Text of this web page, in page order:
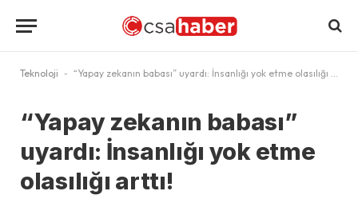
Teknoloji - “Yapay zekanın babası” uyardı: İnsanlığı yok etme olasılığı arttı!
“Yapay zekanın babası”
uyardı: İnsanlığı yok etme
olasılığı arttı!